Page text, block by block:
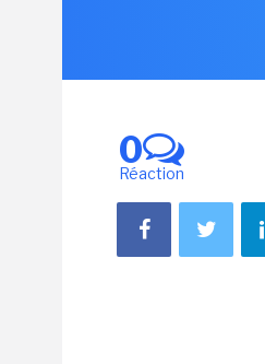
0
Réaction